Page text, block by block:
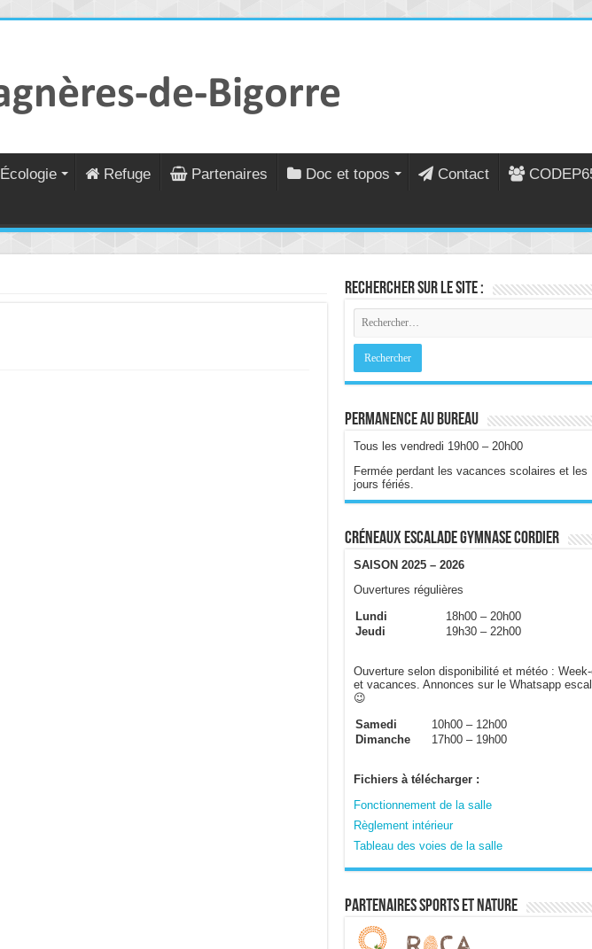
Écologie Refuge Partenaires Doc et topos Contact
Rechercher sur le site :
Permanence au bureau
Tous les vendredi 19h00 – 20h00
Fermée perdant les vacances scolaires et les
jours fériés.
Créneaux escalade gymnase Cordier
SAISON 2025 – 2026
Ouvertures régulières
Lundi
18h00 – 20h00
Jeudi
19h30 – 22h00
Ouverture selon disponibilité et météo :
et vacances. Annonces sur le Whatsapp
😉
Samedi
10h00 – 12h00
Dimanche
17h00 – 19h00
Fichiers à télécharger :
Fonctionnement de la salle
Règlement intérieur
Tableau des voies de la salle
Partenaires sports et nature